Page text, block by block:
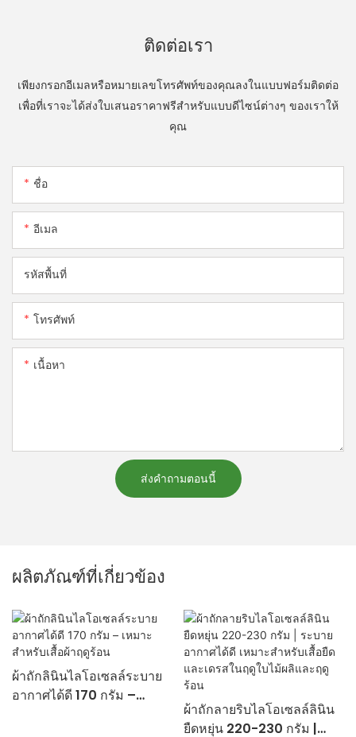
ติดต่อเรา
เพียงกรอกอีเมลหรือหมายเลขโทรศัพท์ของคุณลงในแบบฟอร์มติดต่อ
เพื่อที่เราจะได้ส่งใบเสนอราคาฟรีสำหรับแบบดีไซน์ต่างๆ ของเราให้
คุณ
ชื่อ
อีเมล
รหัสพื้นที่
โทรศัพท์
เนื้อหา
ส่งคำถามตอนนี้
ผลิตภัณฑ์ที่เกี่ยวข้อง
ผ้าถักลินินไลโอเซลล์ระบาย
อากาศได้ดี 170 กรัม –
ผ้าถักลายริบไลโอเซลล์ลินิน
ยืดหยุ่น 220-230 กรัม |